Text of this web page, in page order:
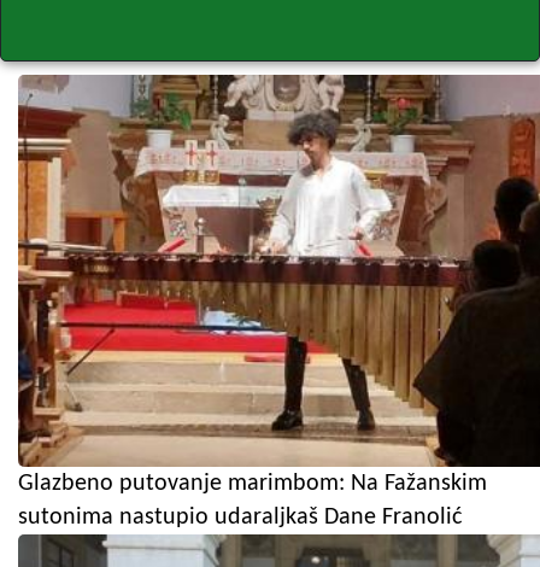
Glazbeno putovanje marimbom: Na Fažanskim
sutonima nastupio udaraljkaš Dane Franolić